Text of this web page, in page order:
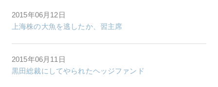
2015年06月12日
上海株の大魚を逃したか、習主席
2015年06月11日
黒田総裁にしてやられたヘッジファンド